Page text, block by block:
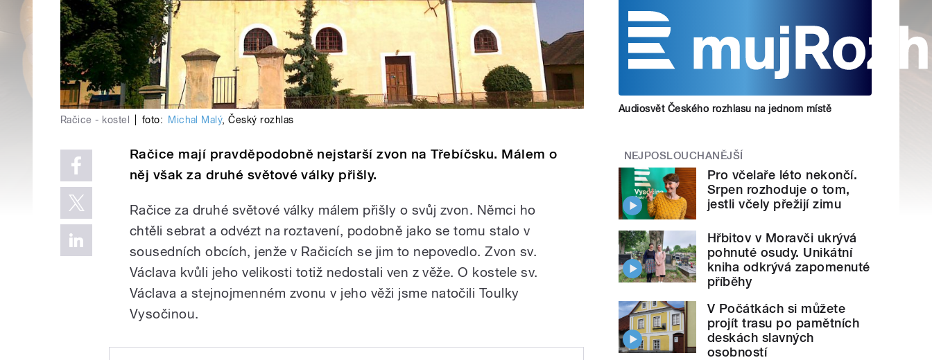
Račice - kostel foto: Michal Malý,Český rozhlas
Račice mají pravděpodobně nejstarší zvon na Třebíčsku. Málem o
něj však za druhé světové války přišly.
Račice za druhé světové války málem přišly o svůj zvon. Němci ho
chtěli sebrat a odvézt na roztavení, podobně jako se tomu stalo v
sousedních obcích, jenže v Račicích se jim to nepovedlo. Zvon sv.
Václava kvůli jeho velikosti totiž nedostali ven z věže. O kostele sv.
Václava a stejnojmenném zvonu v jeho věži jsme natočili Toulky
Vysočinou.
Audiosvět Českého rozhlasu na jednom místě
NEJPOSLOUCHANĚJŠÍ
Pro včelaře léto nekončí.
Srpen rozhoduje o tom,
jestli včely přežijí zimu
Hřbitov v Moravči ukrývá
pohnuté osudy. Unikátní
kniha odkrývá zapomenuté
příběhy
V Počátkách si můžete
projít trasu po pamětních
deskách slavných
osobností